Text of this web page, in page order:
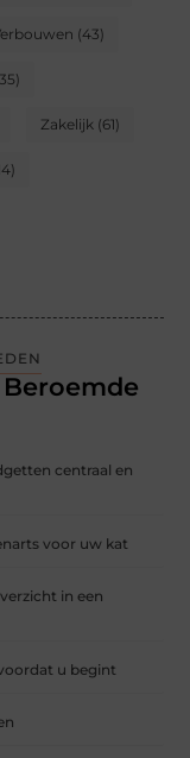
(43)
Zakelijk (61)
centraal en
voor uw kat
in een
u begint